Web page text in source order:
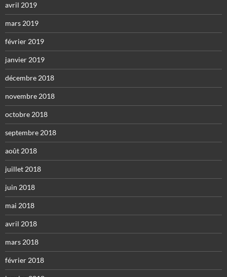
avril 2019
mars 2019
février 2019
janvier 2019
décembre 2018
novembre 2018
octobre 2018
septembre 2018
août 2018
juillet 2018
juin 2018
mai 2018
avril 2018
mars 2018
février 2018